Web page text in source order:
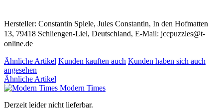
Hersteller: Constantin Spiele, Jules Constantin, In den Hofmatten
13, 79418 Schliengen-Liel, Deutschland, E-Mail: jccpuzzles@t-
online.de
Ähnliche Artikel Kunden kauften auch Kunden haben sich auch
angesehen
Ähnliche Artikel
Modern Times
Derzeit leider nicht lieferbar.